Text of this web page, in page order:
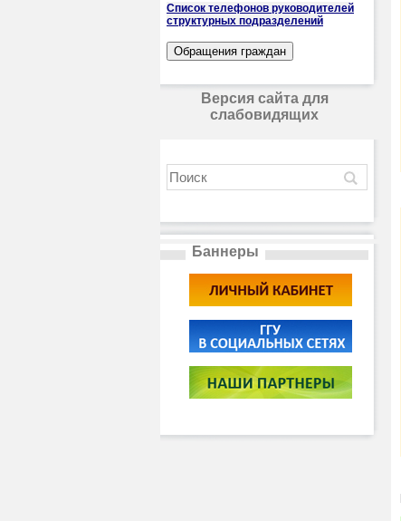
Список телефонов руководителей
структурных подразделений
Версия сайта для
слабовидящих
Баннеры